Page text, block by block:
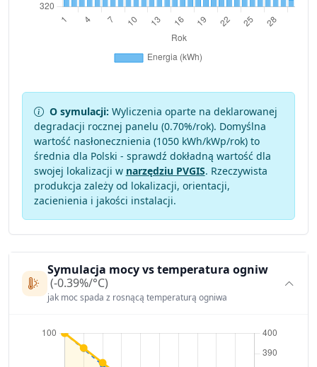
O symulacji: Wyliczenia oparte na deklarowanej
degradacji rocznej panelu (0.70%/rok). Domyślna
wartość nasłonecznienia (1050 kWh/kWp/rok) to
średnia dla Polski - sprawdź dokładną wartość dla
swojej lokalizacji w narzędziu PVGIS. Rzeczywista
produkcja zależy od lokalizacji, orientacji,
zacienienia i jakości instalacji.
Symulacja mocy vs temperatura ogniw
(-0.39%/°C)
jak moc spada z rosnącą temperaturą ogniwa